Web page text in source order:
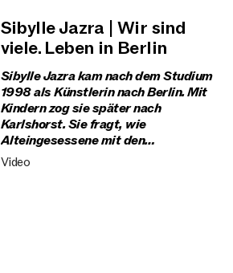
Sibylle Jazra | Wir sind
viele. Leben in Berlin
Sibylle Jazra kam nach dem Studium
1998 als Künstlerin nach Berlin. Mit
Kindern zog sie später nach
Karlshorst. Sie fragt, wie
Alteingesessene mit den
Zugezogenen und wachsendem
Video